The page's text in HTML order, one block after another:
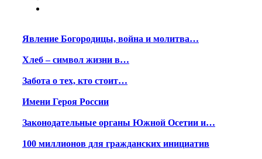
Явление Богородицы, война и молитва…
Хлеб – символ жизни в…
Забота о тех, кто стоит…
Имени Героя России
Законодательные органы Южной Осетии и…
100 миллионов для гражданских инициатив